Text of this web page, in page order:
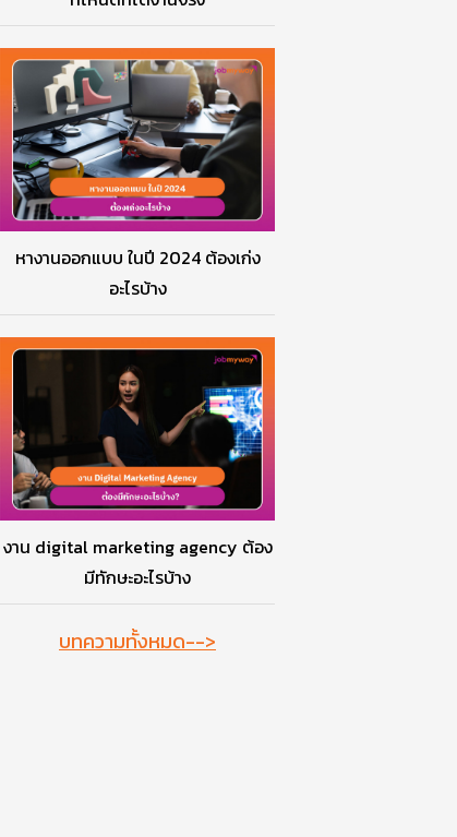
หางานออกแบบ ในปี 2024 ต้องเก่ง
อะไรบ้าง
งาน digital marketing agency ต้อง
มีทักษะอะไรบ้าง
บทความทั้งหมด-->